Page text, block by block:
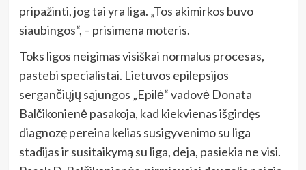
pripažinti, jog tai yra liga. „Tos akimirkos buvo
siaubingos“, – prisimena moteris.
Toks ligos neigimas visiškai normalus procesas,
pastebi specialistai. Lietuvos epilepsijos
sergančiųjų sąjungos „Epilė“ vadovė Donata
Balčikonienė pasakoja, kad kiekvienas išgirdęs
diagnozę pereina kelias susigyvenimo su liga
stadijas ir susitaikymą su liga, deja, pasiekia ne visi.